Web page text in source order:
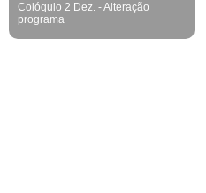
Colóquio 2 Dez. - Alteração
programa